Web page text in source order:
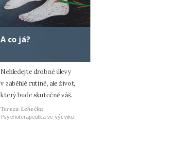
A co já?
Nehledejte drobné úlevy
v zaběhlé rutině, ale život,
který bude skutečně váš.
Tereza Lehečka
Psychoterapeutka ve výcviku